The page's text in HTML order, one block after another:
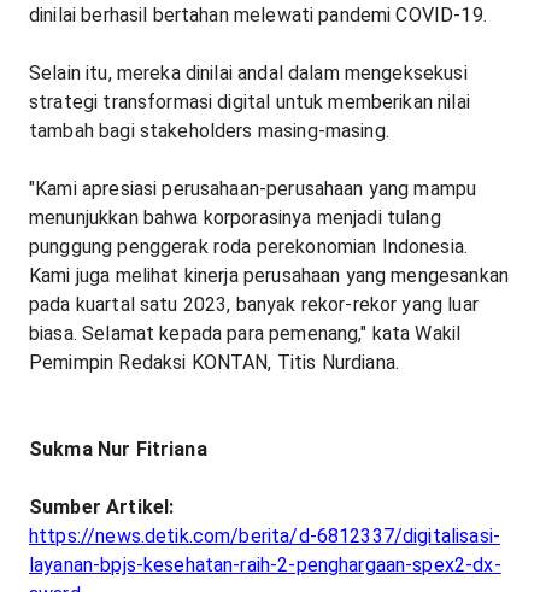
dinilai berhasil bertahan melewati pandemi COVID-19.
Selain itu, mereka dinilai andal dalam mengeksekusi
strategi transformasi digital untuk memberikan nilai
tambah bagi stakeholders masing-masing.
"Kami apresiasi perusahaan-perusahaan yang mampu
menunjukkan bahwa korporasinya menjadi tulang
punggung penggerak roda perekonomian Indonesia.
Kami juga melihat kinerja perusahaan yang mengesankan
pada kuartal satu 2023, banyak rekor-rekor yang luar
biasa. Selamat kepada para pemenang," kata Wakil
Pemimpin Redaksi KONTAN, Titis Nurdiana.
Sukma Nur Fitriana
Sumber Artikel:
https://news.detik.com/berita/d-6812337/digitalisasi-
layanan-bpjs-kesehatan-raih-2-penghargaan-spex2-dx-